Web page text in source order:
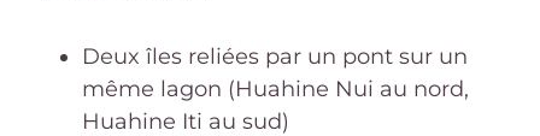
Deux îles reliées par un pont sur un
même lagon (Huahine Nui au nord,
Huahine Iti au sud)